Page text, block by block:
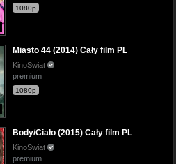
1080p
Miasto 44 (2014) Cały film PL
KinoSwiat
premium
1080p
Body/Ciało (2015) Cały film PL
KinoSwiat
premium